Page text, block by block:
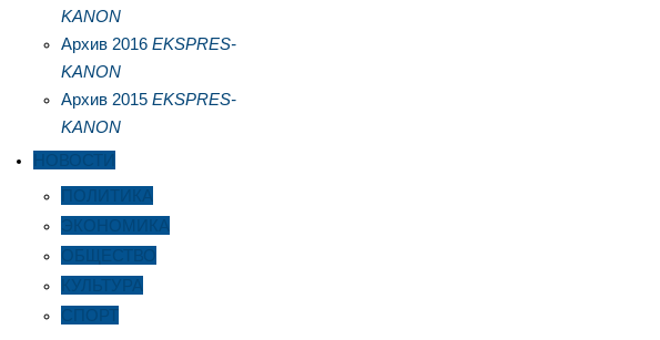
KANON
Архив 2016 EKSPRES-
KANON
Архив 2015 EKSPRES-
KANON
НОВОСТИ
ПОЛИТИКА
ЭКОНОМИКА
ОБЩЕСТВО
КУЛЬТУРА
СПОРТ